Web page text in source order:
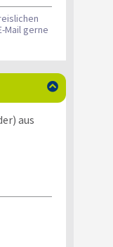
Mail gerne

aus